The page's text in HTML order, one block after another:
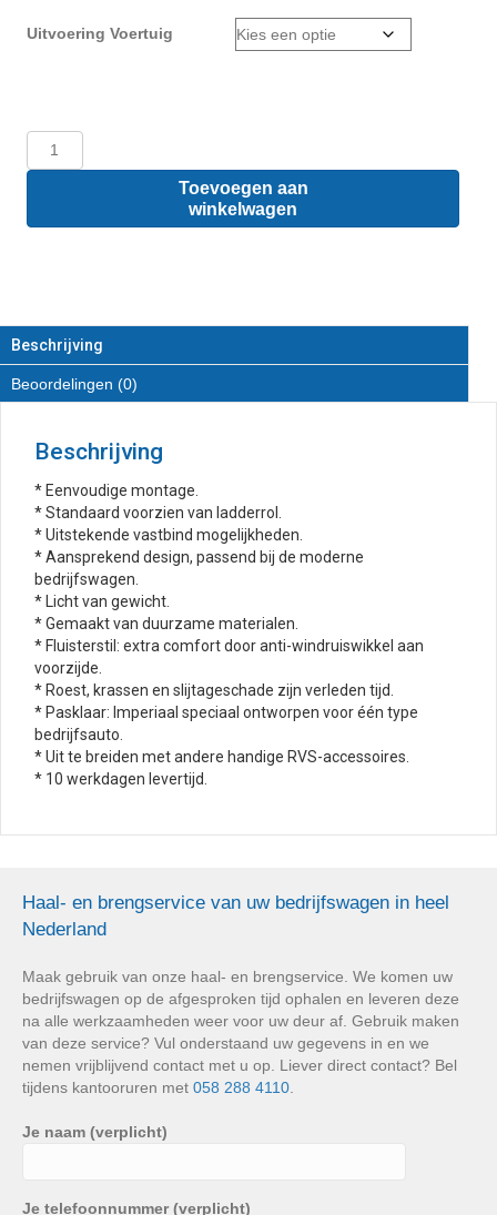
Uitvoering Voertuig
Citroën
Berlingo
Imperiaal
Toevoegen aan
winkelwagen
Beschrijving
Beoordelingen (0)
Beschrijving
* Eenvoudige montage.
* Standaard voorzien van ladderrol.
* Uitstekende vastbind mogelijkheden.
* Aansprekend design, passend bij de moderne
bedrijfswagen.
* Licht van gewicht.
* Gemaakt van duurzame materialen.
* Fluisterstil: extra comfort door anti-windruiswikkel aan
voorzijde.
* Roest, krassen en slijtageschade zijn verleden tijd.
* Pasklaar: Imperiaal speciaal ontworpen voor één type
bedrijfsauto.
* Uit te breiden met andere handige RVS-accessoires.
* 10 werkdagen levertijd.
Haal- en brengservice van uw bedrijfswagen in heel
Nederland
Maak gebruik van onze haal- en brengservice. We komen uw
bedrijfswagen op de afgesproken tijd ophalen en leveren deze
na alle werkzaamheden weer voor uw deur af. Gebruik maken
van deze service? Vul onderstaand uw gegevens in en we
nemen vrijblijvend contact met u op. Liever direct contact? Bel
tijdens kantooruren met 058 288 4110
Je naam (verplicht)
Je telefoonnummer (verplicht)